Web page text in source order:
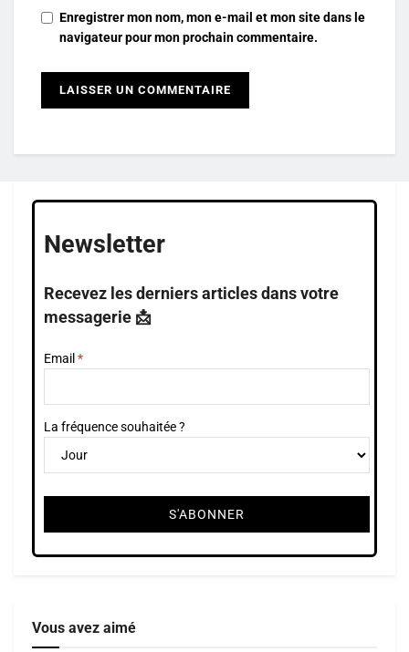
Enregistrer mon nom, mon e-mail et mon site dans le
navigateur pour mon prochain commentaire.
Newsletter
Recevez les derniers articles dans votre
messagerie 📩
Email
La fréquence souhaitée ?
Vous avez aimé